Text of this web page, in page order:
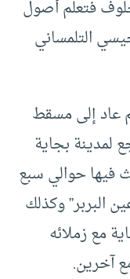
فتعلم أصول
التلمساني
عاد إلى مسقط
لمدينة بجاية
(1399م) ومكث فيها حوالي سبع
البربر” وكذلك
مع زملائه
آخرين.